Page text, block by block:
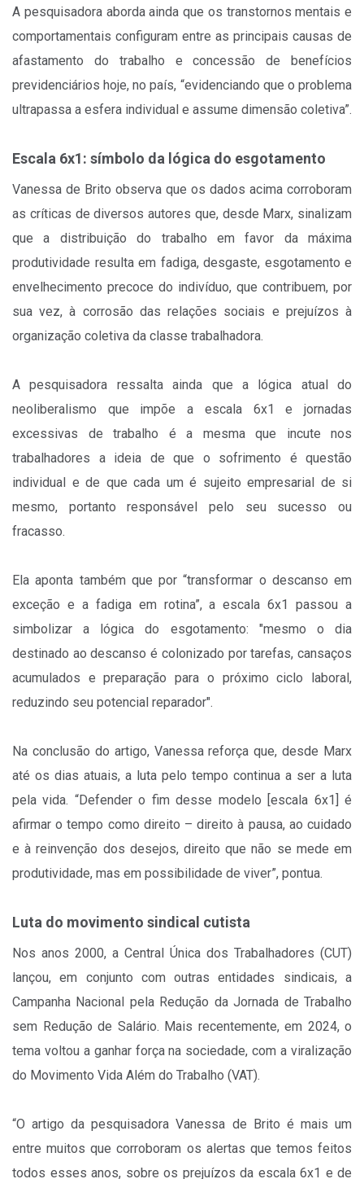
A pesquisadora aborda ainda que os transtornos mentais e
comportamentais configuram entre as principais causas de
afastamento do trabalho e concessão de benefícios
previdenciários hoje, no país, “evidenciando que o problema
ultrapassa a esfera individual e assume dimensão coletiva”.
Escala 6x1: símbolo da lógica do esgotamento
Vanessa de Brito observa que os dados acima corroboram
as críticas de diversos autores que, desde Marx, sinalizam
que a distribuição do trabalho em favor da máxima
produtividade resulta em fadiga, desgaste, esgotamento e
envelhecimento precoce do indivíduo, que contribuem, por
sua vez, à corrosão das relações sociais e prejuízos à
organização coletiva da classe trabalhadora.
A pesquisadora ressalta ainda que a lógica atual do
neoliberalismo que impõe a escala 6x1 e jornadas
excessivas de trabalho é a mesma que incute nos
trabalhadores a ideia de que o sofrimento é questão
individual e de que cada um é sujeito empresarial de si
mesmo, portanto responsável pelo seu sucesso ou
fracasso.
Ela aponta também que por “transformar o descanso em
exceção e a fadiga em rotina”, a escala 6x1 passou a
simbolizar a lógica do esgotamento: "mesmo o dia
destinado ao descanso é colonizado por tarefas, cansaços
acumulados e preparação para o próximo ciclo laboral,
reduzindo seu potencial reparador".
Na conclusão do artigo, Vanessa reforça que, desde Marx
até os dias atuais, a luta pelo tempo continua a ser a luta
pela vida. “Defender o fim desse modelo [escala 6x1] é
afirmar o tempo como direito – direito à pausa, ao cuidado
e à reinvenção dos desejos, direito que não se mede em
produtividade, mas em possibilidade de viver”, pontua.
Luta do movimento sindical cutista
Nos anos 2000, a Central Única dos Trabalhadores (CUT)
lançou, em conjunto com outras entidades sindicais, a
Campanha Nacional pela Redução da Jornada de Trabalho
sem Redução de Salário. Mais recentemente, em 2024, o
tema voltou a ganhar força na sociedade, com a viralização
do Movimento Vida Além do Trabalho (VAT).
“O artigo da pesquisadora Vanessa de Brito é mais um
entre muitos que corroboram os alertas que temos feitos
todos esses anos, sobre os prejuízos da escala 6x1 e de